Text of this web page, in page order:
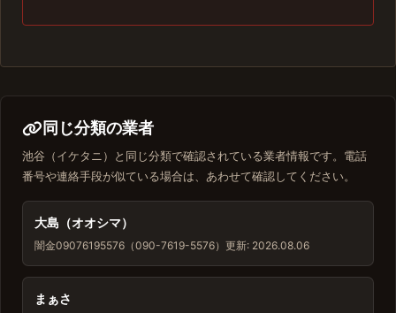
同じ分類の業者
池谷（イケタニ）と同じ分類で確認されている業者情報です。電話
番号や連絡手段が似ている場合は、あわせて確認してください。
大島（オオシマ）
闇金09076195576（090-7619-5576） 更新: 2026.08.06
まぁさ